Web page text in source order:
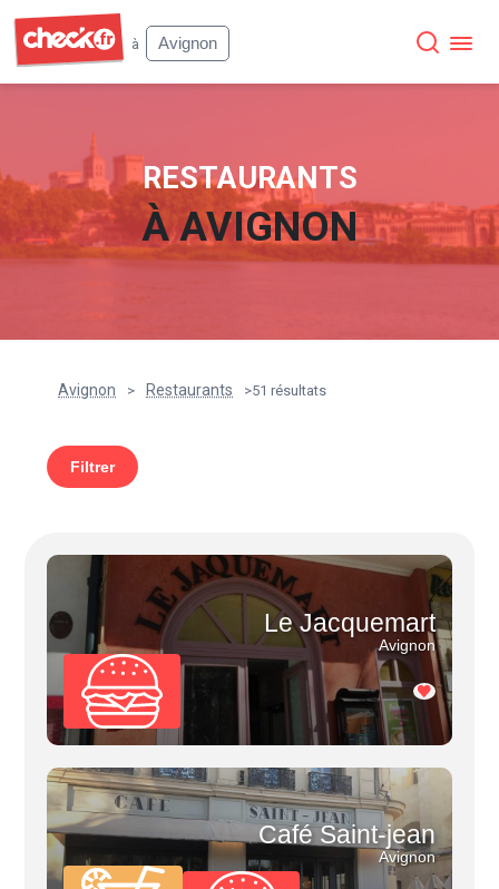
à
Avignon
RESTAURANTS
ÀAVIGNON
Avignon > Restaurants >51 résultats
Filtrer
Le Jacquemart
Avignon
Café Saint-jean
Avignon